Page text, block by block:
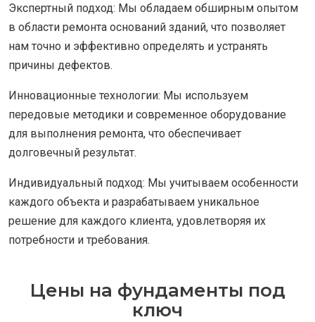
Экспертный подход: Мы обладаем обширным опытом
в области ремонта оснований зданий, что позволяет
нам точно и эффективно определять и устранять
причины дефектов.
Инновационные технологии: Мы используем
передовые методики и современное оборудование
для выполнения ремонта, что обеспечивает
долговечный результат.
Индивидуальный подход: Мы учитываем особенности
каждого объекта и разрабатываем уникальное
решение для каждого клиента, удовлетворяя их
потребности и требования.
Цены на фундаменты под
ключ